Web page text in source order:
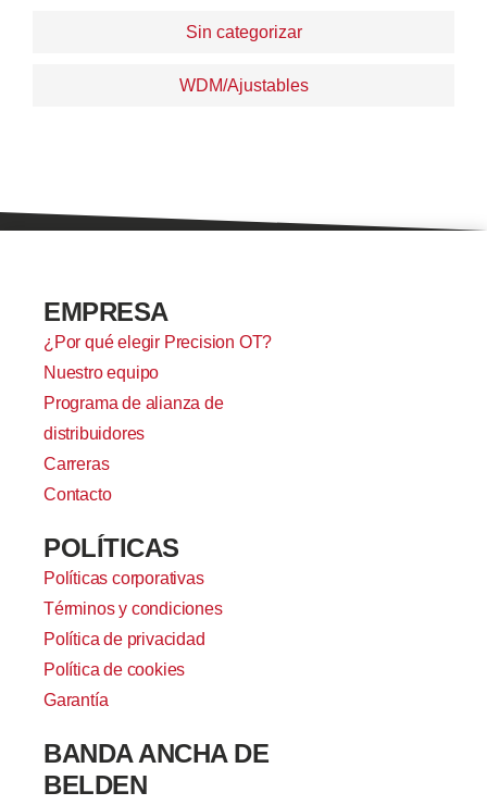
Sin categorizar
WDM/Ajustables
EMPRESA
¿Por qué elegir Precision OT?
Nuestro equipo
Programa de alianza de
distribuidores
Carreras
Contacto
POLÍTICAS
Políticas corporativas
Términos y condiciones
Política de privacidad
Política de cookies
Garantía
BANDA ANCHA DE
BELDEN